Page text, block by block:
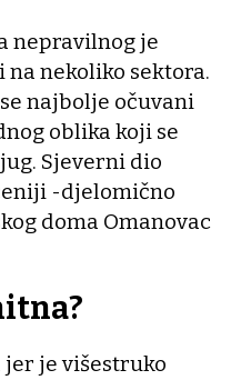
nepravilnog je
nekoliko sektora.
najbolje očuvani
oblika koji se
Sjeverni dio
-djelomično
doma Omanovac
je višestruko